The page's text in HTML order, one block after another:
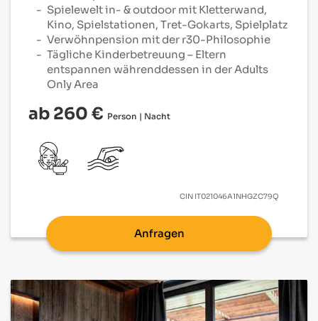
Spielewelt in- & outdoor mit Kletterwand,
Kino, Spielstationen, Tret-Gokarts, Spielplatz
Verwöhnpension mit der r30-Philosophie
Tägliche Kinderbetreuung – Eltern
entspannen währenddessen in der Adults
Only Area
ab 260 € Person | Nacht
CIN IT021046A1NHGZC79Q
Anfragen